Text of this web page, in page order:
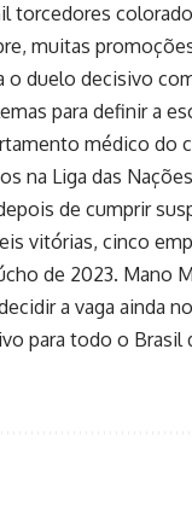
torcedores
muitas
o duelo decisivo
para definir a
médico do
na Liga das
de cumprir
vitórias, cinco
de 2023. Mano
a vaga ainda
para todo o